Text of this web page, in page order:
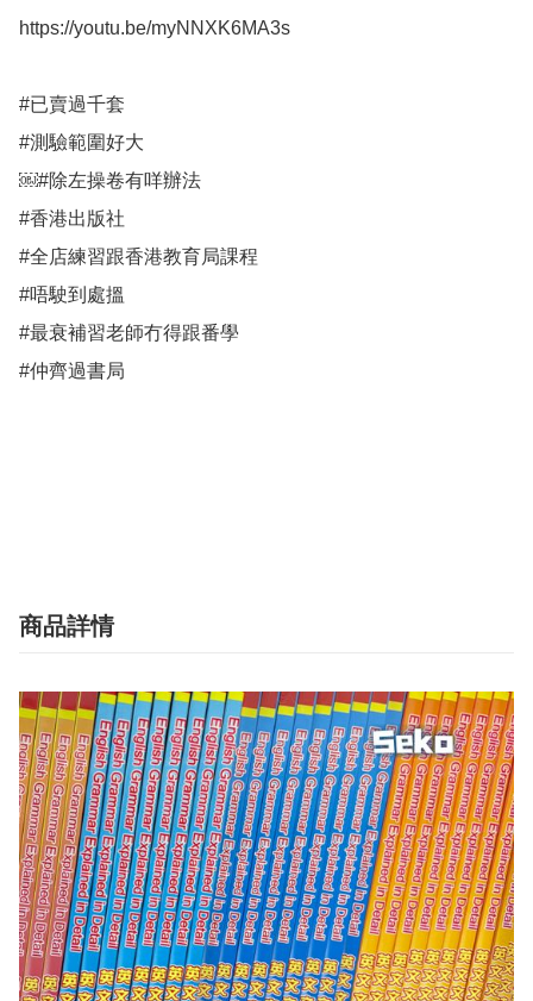
https://youtu.be/myNNXK6MA3s
#已賣過千套
#測驗範圍好大
￼#除左操卷有咩辦法
#香港出版社
#全店練習跟香港教育局課程
#唔駛到處搵
#最衰補習老師冇得跟番學
#仲齊過書局
商品詳情